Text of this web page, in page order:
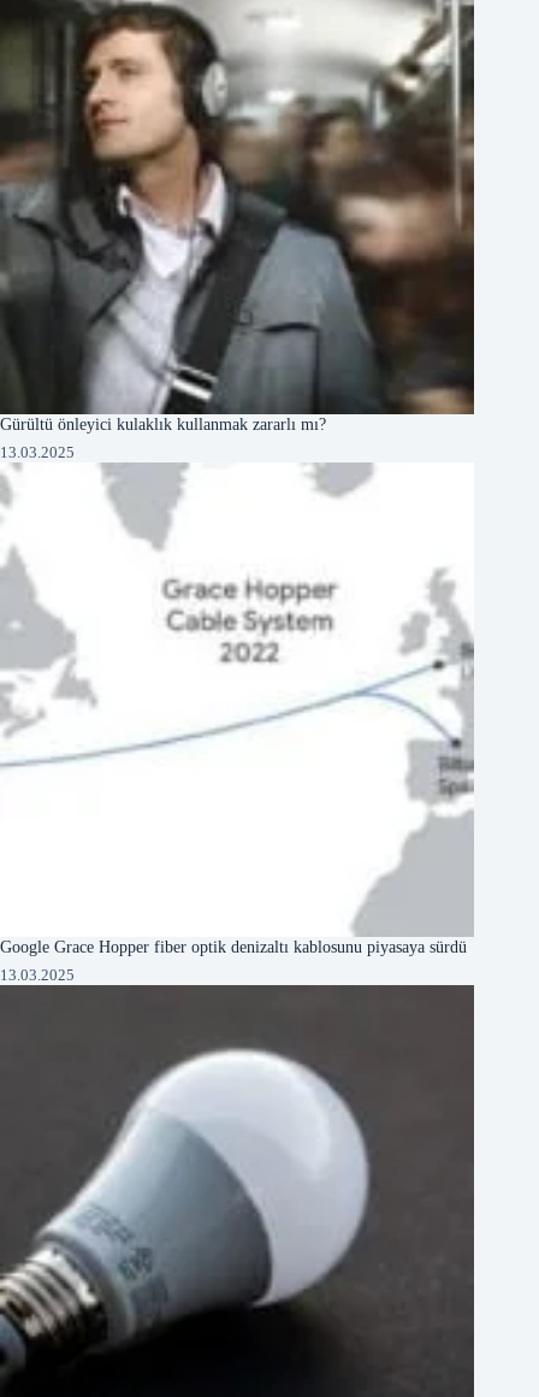
Gürültü önleyici kulaklık kullanmak zararlı mı?
13.03.2025
Google Grace Hopper fiber optik denizaltı kablosunu piyasaya sürdü
13.03.2025